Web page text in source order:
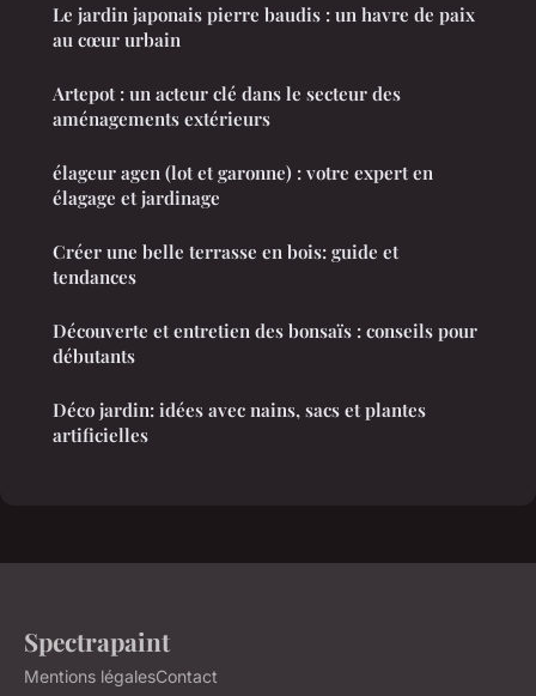
Le jardin japonais pierre baudis : un havre de paix
au cœur urbain
Artepot : un acteur clé dans le secteur des
aménagements extérieurs
élageur agen (lot et garonne) : votre expert en
élagage et jardinage
Créer une belle terrasse en bois: guide et
tendances
Découverte et entretien des bonsaïs : conseils pour
débutants
Déco jardin: idées avec nains, sacs et plantes
artificielles
Spectrapaint
Mentions légalesContact